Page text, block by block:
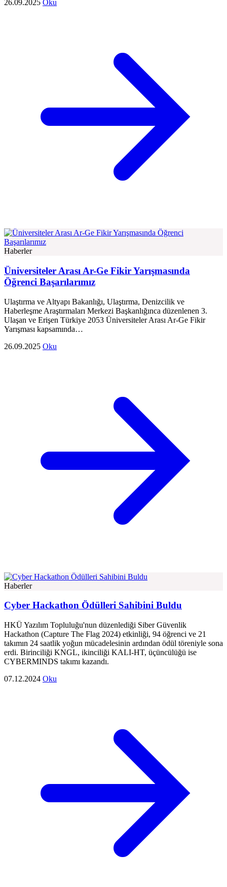
26.09.2025 Oku
Haberler
Üniversiteler Arası Ar-Ge Fikir Yarışmasında
Öğrenci Başarılarımız
Ulaştırma ve Altyapı Bakanlığı, Ulaştırma, Denizcilik ve
Haberleşme Araştırmaları Merkezi Başkanlığınca düzenlenen 3.
Ulaşan ve Erişen Türkiye 2053 Üniversiteler Arası Ar-Ge Fikir
Yarışması kapsamında…
26.09.2025 Oku
Haberler
Cyber Hackathon Ödülleri Sahibini Buldu
HKÜ Yazılım Topluluğu'nun düzenlediği Siber Güvenlik
Hackathon (Capture The Flag 2024) etkinliği, 94 öğrenci ve 21
takımın 24 saatlik yoğun mücadelesinin ardından ödül töreniyle sona
erdi. Birinciliği KNGL, ikinciliği KALI-HT, üçüncülüğü ise
CYBERMINDS takımı kazandı.
07.12.2024 Oku